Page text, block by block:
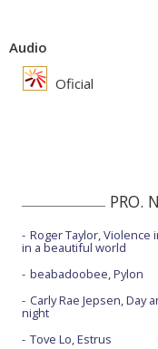
Audio
Oficial
PRO.
Roger Taylor, Violence
in a beautiful world
beabadoobee, Pylon
Carly Rae Jepsen, Day
night
Tove Lo, Estrus